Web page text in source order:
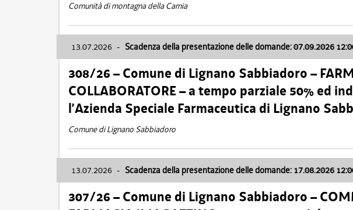
Comunità di montagna della Carnia
13.07.2026 - Scadenza della presentazione delle domande: 07.09.2026
308/26 – Comune di Lignano Sabbiadoro –
COLLABORATORE – a tempo parziale 50% ed
l’Azienda Speciale Farmaceutica di Lignano
Comune di Lignano Sabbiadoro
13.07.2026 - Scadenza della presentazione delle domande: 17.08.2026
307/26 – Comune di Lignano Sabbiadoro –